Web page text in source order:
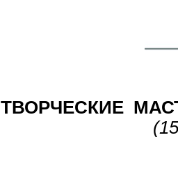
ТВОРЧЕСКИЕ